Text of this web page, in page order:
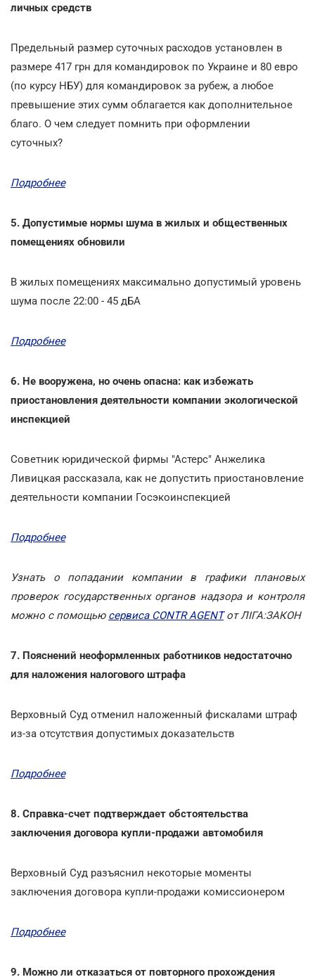
личных средств
Предельный размер суточных расходов установлен в
размере 417 грн для командировок по Украине и 80 евро
(по курсу НБУ) для командировок за рубеж, а любое
превышение этих сумм облагается как дополнительное
благо. О чем следует помнить при оформлении
суточных?
Подробнее
5. Допустимые нормы шума в жилых и общественных
помещениях обновили
В жилых помещениях максимально допустимый уровень
шума после 22:00 - 45 дБА
Подробнее
6. Не вооружена, но очень опасна: как избежать
приостановления деятельности компании экологической
инспекцией
Советник юридической фирмы "Астерс" Анжелика
Ливицкая рассказала, как не допустить приостановление
деятельности компании Госэкоинспекцией
Подробнее
Узнать о попадании компании в графики плановых
проверок государственных органов надзора и контроля
можно с помощью сервиса CONTR AGENTот ЛІГА:ЗАКОН
7. Пояснений неоформленных работников недостаточно
для наложения налогового штрафа
Верховный Суд отменил наложенный фискалами штраф
из-за отсутствия допустимых доказательств
Подробнее
8. Справка-счет подтверждает обстоятельства
заключения договора купли-продажи автомобиля
Верховный Суд разъяснил некоторые моменты
заключения договора купли-продажи комиссионером
Подробнее
9. Можно ли отказаться от повторного прохождения